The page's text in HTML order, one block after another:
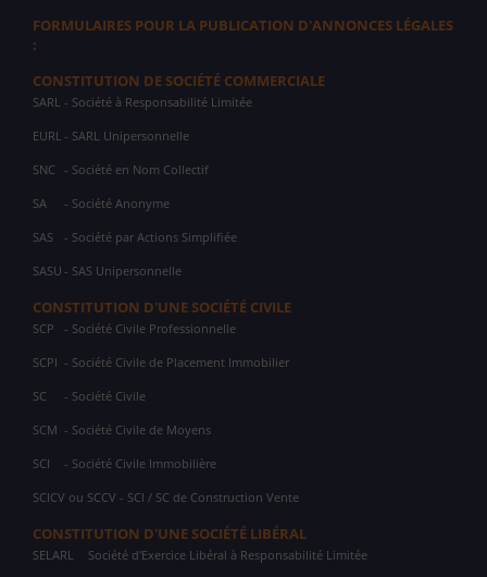
FORMULAIRES POUR LA PUBLICATION D'ANNONCES LÉGALES
:
CONSTITUTION DE SOCIÉTÉ COMMERCIALE
SARL - Société à Responsabilité Limitée
EURL - SARL Unipersonnelle
SNC - Société en Nom Collectif
SA - Société Anonyme
SAS - Société par Actions Simplifiée
SASU - SAS Unipersonnelle
CONSTITUTION D'UNE SOCIÉTÉ CIVILE
SCP - Société Civile Professionnelle
SCPI - Société Civile de Placement Immobilier
SC - Société Civile
SCM - Société Civile de Moyens
SCI - Société Civile Immobilière
SCICV ou SCCV - SCI / SC de Construction Vente
CONSTITUTION D'UNE SOCIÉTÉ LIBÉRAL
SELARL Société d'Exercice Libéral à Responsabilité Limitée